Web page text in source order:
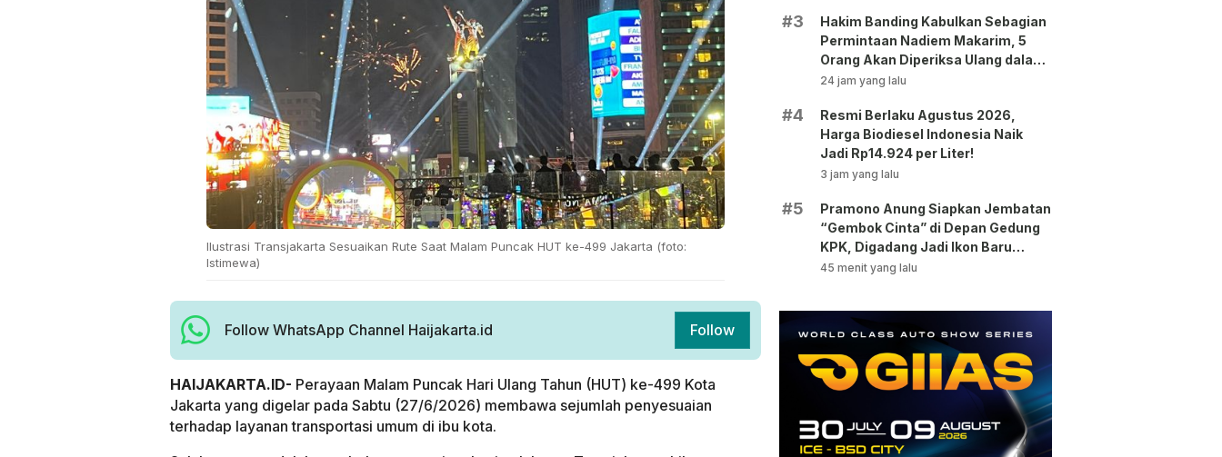
Ilustrasi Transjakarta Sesuaikan Rute Saat Malam Puncak HUT ke-499 Jakarta (foto:
Istimewa)
Follow WhatsApp Channel Haijakarta.id Follow
HAIJAKARTA.ID- Perayaan Malam Puncak Hari Ulang Tahun (HUT) ke-499 Kota
Jakarta yang digelar pada Sabtu (27/6/2026) membawa sejumlah penyesuaian
terhadap layanan transportasi umum di ibu kota.
#3
Hakim Banding Kabulkan Sebagian
Permintaan Nadiem Makarim, 5
Orang Akan Diperiksa Ulang dalam
Kasus Chromebook!
24 jam yang lalu
#4
Resmi Berlaku Agustus 2026,
Harga Biodiesel Indonesia Naik
Jadi Rp14.924 per Liter!
3 jam yang lalu
#5
Pramono Anung Siapkan Jembatan
“Gembok Cinta” di Depan Gedung
KPK, Digadang Jadi Ikon Baru
Jakarta!
45 menit yang lalu